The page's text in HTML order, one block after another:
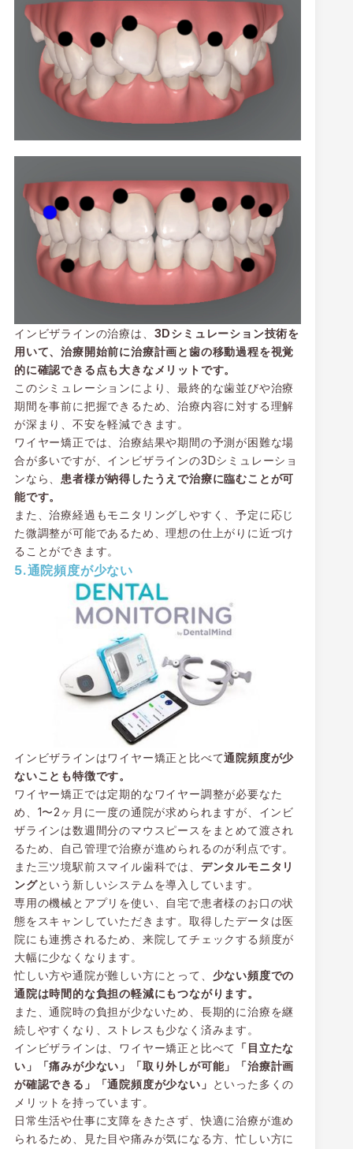
インビザラインの治療は、 3Dシミュレーション技術を
用いて、治療開始前に治療計画と歯の移動過程を視覚
的に確認できる点も大きなメリットです。
このシミュレーションにより、最終的な歯並びや治療
期間を事前に把握できるため、治療内容に対する理解
が深まり、不安を軽減できます。
ワイヤー矯正では、治療結果や期間の予測が困難な場
合が多いですが、インビザラインの3Dシミュレーショ
ンなら、 患者様が納得したうえで治療に臨むことが可
能です。
また、治療経過もモニタリングしやすく、予定に応じ
た微調整が可能であるため、理想の仕上がりに近づけ
ることができます。
5.通院頻度が少ない
インビザラインはワイヤー矯正と比べて通院頻度が少
ないことも特徴です。
ワイヤー矯正では定期的なワイヤー調整が必要なた
め、1〜2ヶ月に一度の通院が求められますが、インビ
ザラインは数週間分のマウスピースをまとめて渡され
るため、自己管理で治療が進められるのが利点です。
また三ツ境駅前スマイル歯科では、 デンタルモニタリ
ングという新しいシステムを導入しています。
専用の機械とアプリを使い、自宅で患者様のお口の状
態をスキャンしていただきます。取得したデータは医
院にも連携されるため、来院してチェックする頻度が
大幅に少なくなります。
忙しい方や通院が難しい方にとって、 少ない頻度での
通院は時間的な負担の軽減にもつながります。
また、通院時の負担が少ないため、長期的に治療を継
続しやすくなり、ストレスも少なく済みます。
インビザラインは、ワイヤー矯正と比べて 「目立たな
い」「痛みが少ない」「取り外しが可能」「治療計画
が確認できる」「通院頻度が少ない」 といった多くの
メリットを持っています。
日常生活や仕事に支障をきたさず、快適に治療が進め
られるため、見た目や痛みが気になる方、忙しい方に